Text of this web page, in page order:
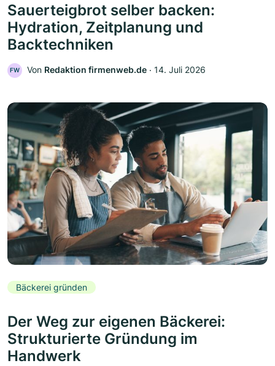
Sauerteigbrot selber backen:
Hydration, Zeitplanung und
Backtechniken
FW Von Redaktion firmenweb.de ‧ 14. Juli 2026
Bäckerei gründen
Der Weg zur eigenen Bäckerei:
Strukturierte Gründung im
Handwerk